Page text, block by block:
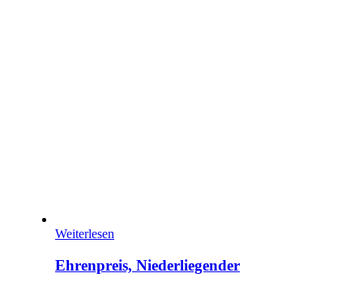
Weiterlesen
Ehrenpreis, Niederliegender